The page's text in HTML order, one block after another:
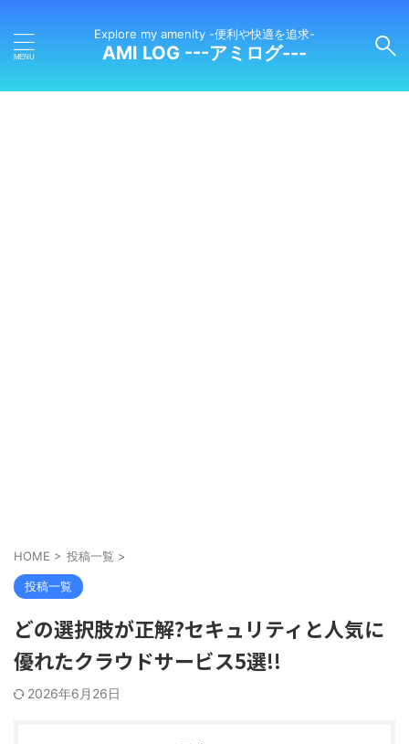
Explore my amenity -便利や快適を追求-
AMI LOG ---アミログ---
HOME > 投稿一覧 >
投稿一覧
どの選択肢が正解?セキュリティと人気に
優れたクラウドサービス5選!!
2026年6月26日